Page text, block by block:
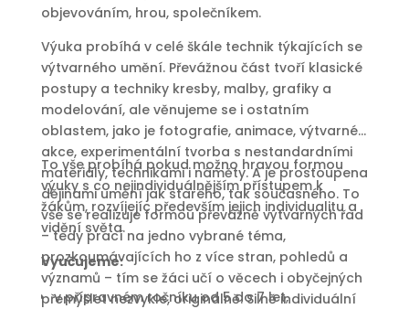
objevováním, hrou, společníkem.
Výuka probíhá v celé škále technik týkajících se
výtvarného umění. Převážnou část tvoří klasické
postupy a techniky kresby, malby, grafiky a
modelování, ale věnujeme se i ostatním
oblastem, jako je fotografie, animace, výtvarné
akce, experimentální tvorba s nestandardními
materiály, technikami i náměty. A je prostoupena
dějinami umění jak starého, tak současného. To
vše se realizuje formou převážně výtvarných řad
– tedy prací na jedno vybrané téma,
prozkoumávajících ho z více stran, pohledů a
významů – tím se žáci učí o věcech i obyčejných
přemýšlet nezvykle, originálně. Silně individuální
To vše probíhá pokud možno hravou formou
výuky s co nejindividuálnějším přístupem k
žákům, rozvíjejíc především jejich individualitu a
vidění světa.
Vyučujeme:
v přípravném ročníku od 5 do 7 let,